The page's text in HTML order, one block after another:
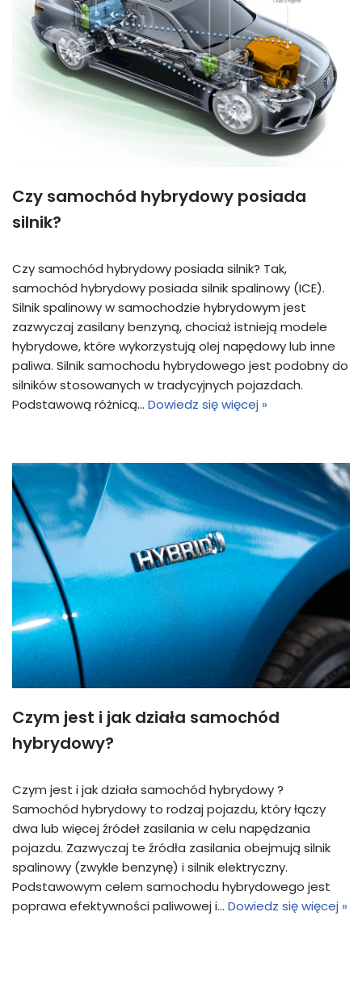
Czy samochód hybrydowy posiada
silnik?
Czy samochód hybrydowy posiada silnik? Tak,
samochód hybrydowy posiada silnik spalinowy (ICE).
Silnik spalinowy w samochodzie hybrydowym jest
zazwyczaj zasilany benzyną, chociaż istnieją modele
hybrydowe, które wykorzystują olej napędowy lub inne
paliwa. Silnik samochodu hybrydowego jest podobny do
silników stosowanych w tradycyjnych pojazdach.
Podstawową różnicą… Dowiedz się więcej »
Czym jest i jak działa samochód
hybrydowy?
Czym jest i jak działa samochód hybrydowy ?
Samochód hybrydowy to rodzaj pojazdu, który łączy
dwa lub więcej źródeł zasilania w celu napędzania
pojazdu. Zazwyczaj te źródła zasilania obejmują silnik
spalinowy (zwykle benzynę) i silnik elektryczny.
Podstawowym celem samochodu hybrydowego jest
poprawa efektywności paliwowej i… Dowiedz się więcej »